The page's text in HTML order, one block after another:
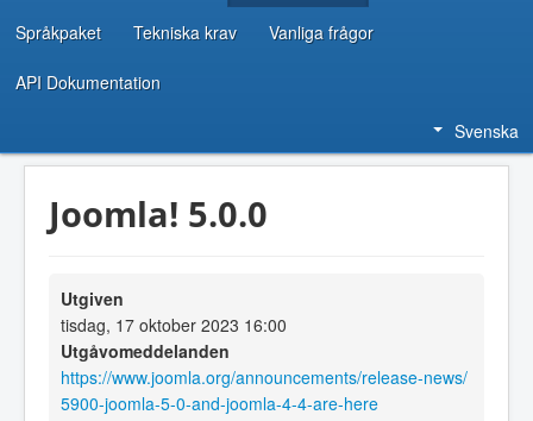
Språkpaket Tekniska krav Vanliga frågor
API Dokumentation
Svenska
Joomla! 5.0.0
Utgiven
tisdag, 17 oktober 2023 16:00
Utgåvomeddelanden
https://www.joomla.org/announcements/release-news/
5900-joomla-5-0-and-joomla-4-4-are-here